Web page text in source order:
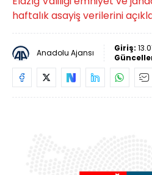
haftalık asayiş verilerini
Anadolu Ajansı Giriş: